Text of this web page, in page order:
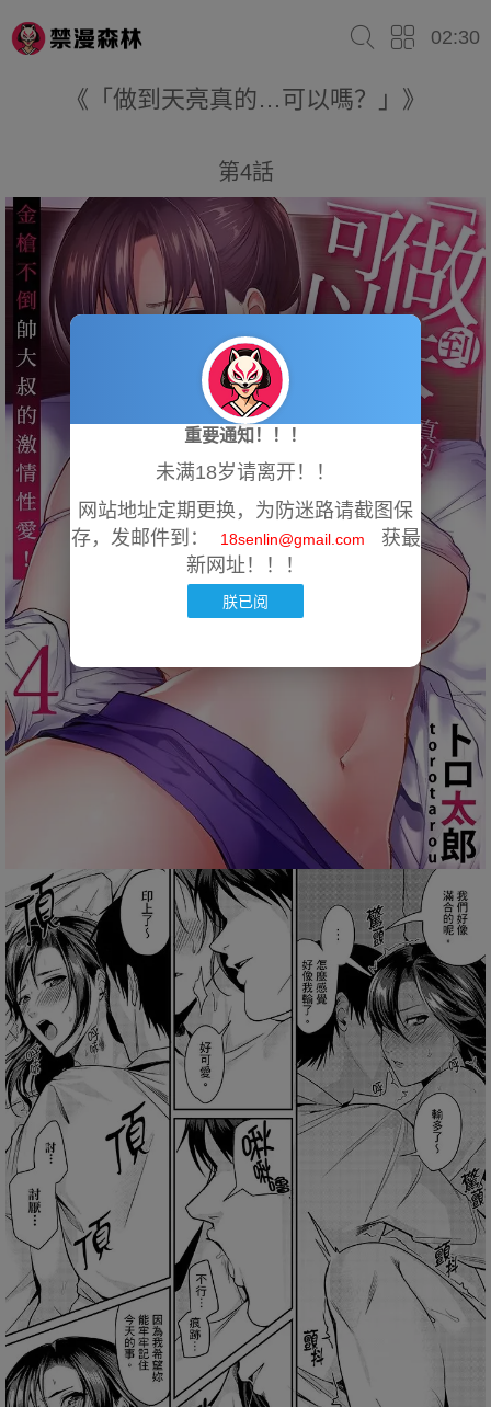
02:30
《「做到天亮真的…可以嗎？」》
第4話
重要通知！！！
未满18岁请离开！！
网站地址定期更换，为防迷路请截图保
存，发邮件到：
18senlin@gmail.com
获最
新网址！！！
朕已阅